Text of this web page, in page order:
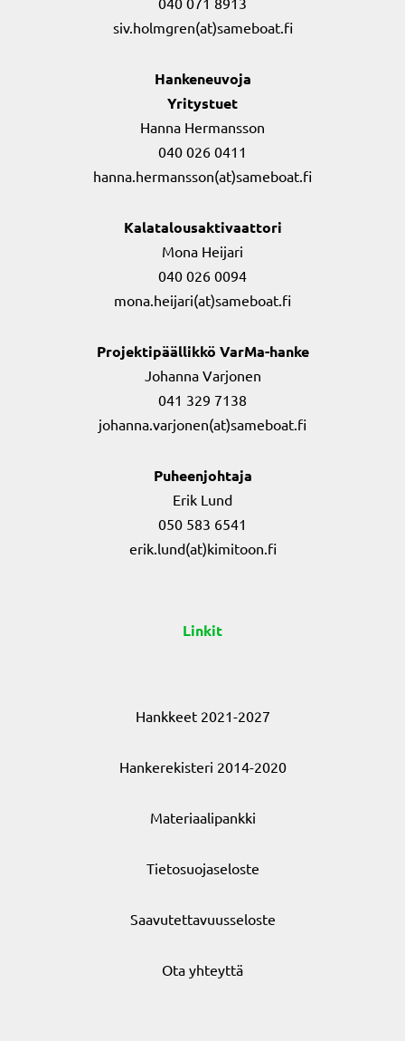
siv.holmgren(at)sameboat.fi
Hankeneuvoja
Yritystuet
Hanna Hermansson
040 026 0411
hanna.hermansson(at)sameboat.fi
Kalatalousaktivaattori
Mona Heijari
040 026 0094
mona.heijari(at)sameboat.fi
Projektipäällikkö VarMa-hanke
Johanna Varjonen
041 329 7138
johanna.varjonen(at)sameboat.fi
Puheenjohtaja
Erik Lund
050 583 6541
erik.lund(at)kimitoon.fi
Linkit
Hankkeet 2021-2027
Hankerekisteri 2014-2020
Materiaalipankki
Tietosuojaseloste
Saavutettavuusseloste
Ota yhteyttä